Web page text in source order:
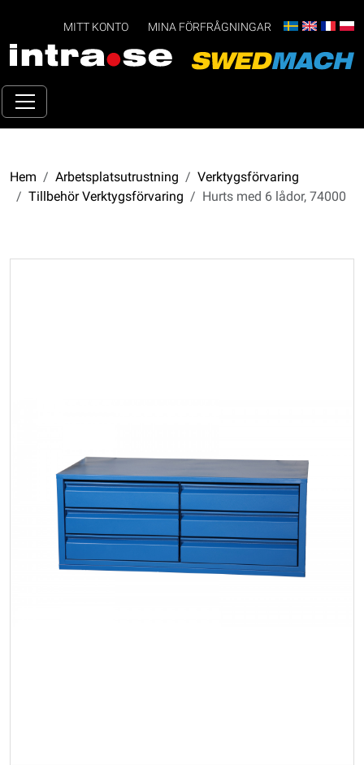
MITT KONTO MINA FÖRFRÅGNINGAR
Hem Arbetsplatsutrustning
Verktygsförvaring
Tillbehör Verktygsförvaring
Hurts med 6 lådor, 74000